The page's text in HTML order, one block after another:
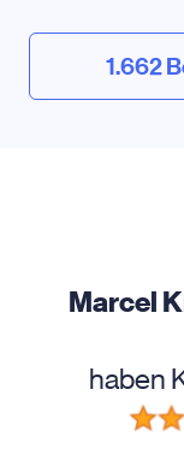
1.662
Marcel
haben